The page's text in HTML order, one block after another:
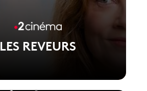
LES REVEURS